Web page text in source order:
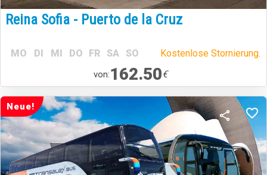
Reina Sofia - Puerto de la Cruz
MO DI MI DO FR SA SO Kostenlose Stornierung.
von:162.50€
Neue!